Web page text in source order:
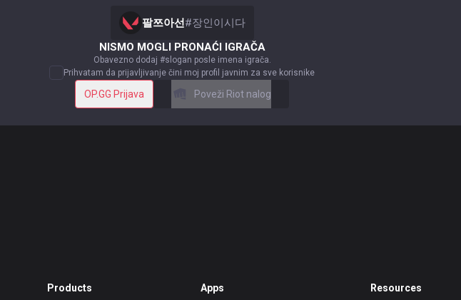
팔쯔아선#장인이시다
NISMO MOGLI PRONAĆI IGRAČA
Obavezno dodaj #slogan posle imena igrača.
Prihvatam da prijavljivanje čini moj profil javnim za sve korisnike
OP.GG Prijava Poveži Riot nalog
Products Apps Resources